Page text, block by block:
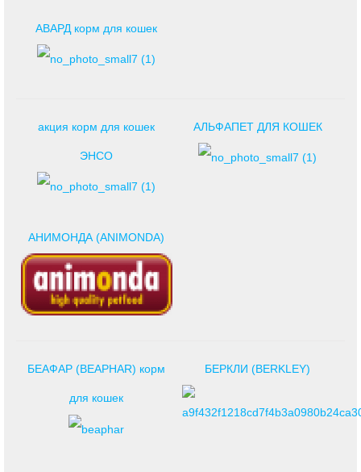
АВАРД корм для кошек
акция корм для кошек
ЭНСО
АЛЬФАПЕТ ДЛЯ КОШЕК
АНИМОНДА (ANIMONDA)
БЕАФАР (BEAPHAR) корм
для кошек
БЕРКЛИ (BERKLEY)